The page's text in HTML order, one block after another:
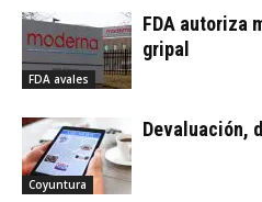
FDA avales
FDA autoriza
gripal
Coyuntura
Devaluación,